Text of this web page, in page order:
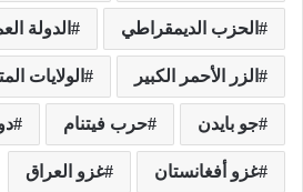
الحزب الديمقراطي الدولة
الزر الأحمر الكبير الولايات
جو بايدن حرب فيتنام
غزو أفغانستان غزو العراق